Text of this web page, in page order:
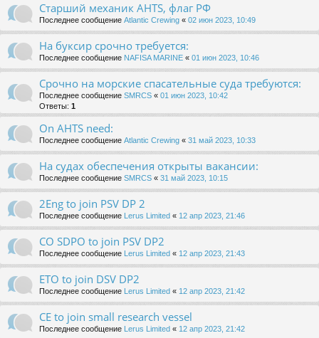
Старший механик AHTS, флаг РФ
Последнее сообщение Atlantic Crewing « 02 июн 2023, 10:49
На буксир срочно требуется:
Последнее сообщение NAFISA MARINE « 01 июн 2023, 10:46
Срочно на морские спасательные суда требуются:
Последнее сообщение SMRCS « 01 июн 2023, 10:42
Ответы: 1
On AHTS need:
Последнее сообщение Atlantic Crewing « 31 май 2023, 10:33
На судах обеспечения открыты вакансии:
Последнее сообщение SMRCS « 31 май 2023, 10:15
2Eng to join PSV DP 2
Последнее сообщение Lerus Limited « 12 апр 2023, 21:46
CO SDPO to join PSV DP2
Последнее сообщение Lerus Limited « 12 апр 2023, 21:43
ETO to join DSV DP2
Последнее сообщение Lerus Limited « 12 апр 2023, 21:42
CE to join small research vessel
Последнее сообщение Lerus Limited « 12 апр 2023, 21:42